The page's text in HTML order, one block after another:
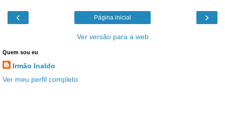
‹ ›
Página inicial
Ver versão para a web
Quem sou eu
Irmão Inaldo
Ver meu perfil completo